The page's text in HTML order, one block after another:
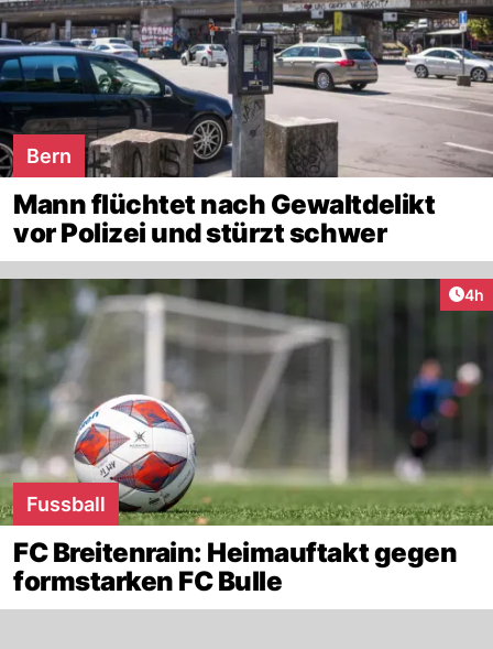
Bern
Mann flüchtet nach Gewaltdelikt
vor Polizei und stürzt schwer
4h
Fussball
FC Breitenrain: Heimauftakt gegen
formstarken FC Bulle